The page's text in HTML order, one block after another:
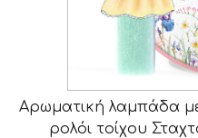
Αρωματική λαμπάδα
ρολόι τοίχου